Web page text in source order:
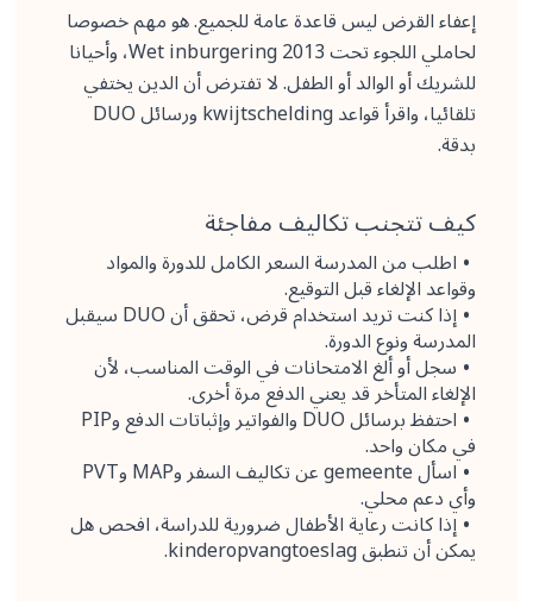
إعفاء القرض ليس قاعدة عامة للجميع. هو مهم خصوصا
لحاملي اللجوء تحت Wet inburgering 2013، وأحيانا
للشريك أو الوالد أو الطفل. لا تفترض أن الدين يختفي
تلقائيا، واقرأ قواعد kwijtschelding ورسائل DUO
بدقة.
كيف تتجنب تكاليف مفاجئة
اطلب من المدرسة السعر الكامل للدورة والمواد
وقواعد الإلغاء قبل التوقيع.
إذا كنت تريد استخدام قرض، تحقق أن DUO سيقبل
المدرسة ونوع الدورة.
سجل أو ألغ الامتحانات في الوقت المناسب، لأن
الإلغاء المتأخر قد يعني الدفع مرة أخرى.
احتفظ برسائل DUO والفواتير وإثباتات الدفع وPIP
في مكان واحد.
اسأل gemeente عن تكاليف السفر وMAP وPVT
وأي دعم محلي.
إذا كانت رعاية الأطفال ضرورية للدراسة، افحص هل
يمكن أن تنطبق kinderopvangtoeslag.